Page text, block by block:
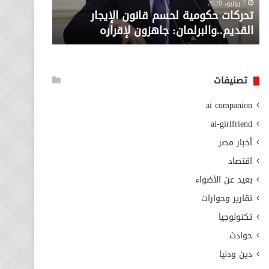
لإقراره
7 يوليو، 2020
تحركات حكومية لحسم قانون الإيجار
القديم..والبرلمان: جاهزون لإقراره
من
وزارة
الاجتماعي
تصنيفات
ai companion
ai-girlfriend
أخبار مصر
اقتصاد
بعيد عن الأضواء
تقارير وحوارات
تكنولوجيا
حوادث
دين ودنيا